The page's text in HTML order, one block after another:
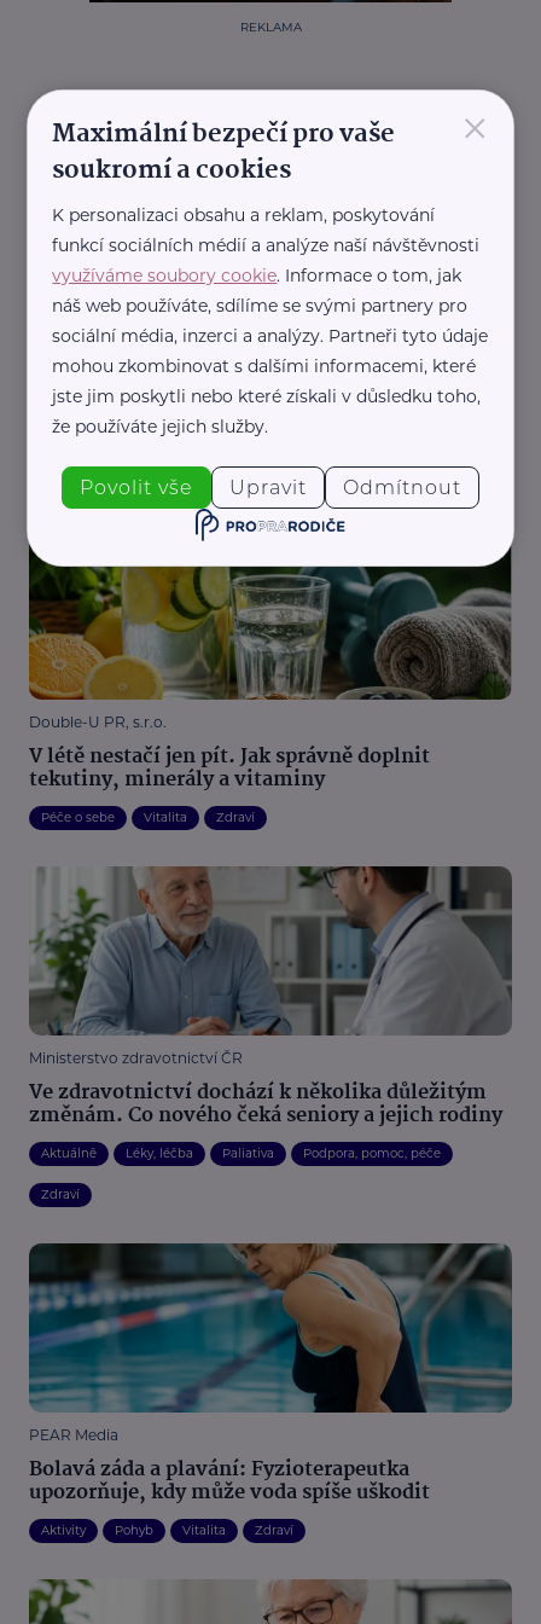
REKLAMA
Další články
PEAR Media
Koupání a oči: Jak předejít zánětu spojivek i
dalším letním potížím
Aktuálně Bezpečnost Prevence Zdraví
Double-U PR, s.r.o.
V létě nestačí jen pít. Jak správně doplnit
tekutiny, minerály a vitaminy
Péče o sebe Vitalita Zdraví
Ministerstvo zdravotnictví ČR
Ve zdravotnictví dochází k několika důležitým
změnám. Co nového čeká seniory a jejich rodiny
Aktuálně Léky, léčba Paliativa Podpora, pomoc, péče
Zdraví
PEAR Media
Bolavá záda a plavání: Fyzioterapeutka
upozorňuje, kdy může voda spíše uškodit
Aktivity Pohyb Vitalita Zdraví
×
Maximální bezpečí pro vaše
soukromí a cookies
K personalizaci obsahu a reklam, poskytování
funkcí sociálních médií a analýze naší návštěvnosti
využíváme soubory cookie. Informace o tom, jak
náš web používáte, sdílíme se svými partnery pro
sociální média, inzerci a analýzy. Partneři tyto údaje
mohou zkombinovat s dalšími informacemi, které
jste jim poskytli nebo které získali v důsledku toho,
že používáte jejich služby.
Povolit vše Upravit Odmítnout